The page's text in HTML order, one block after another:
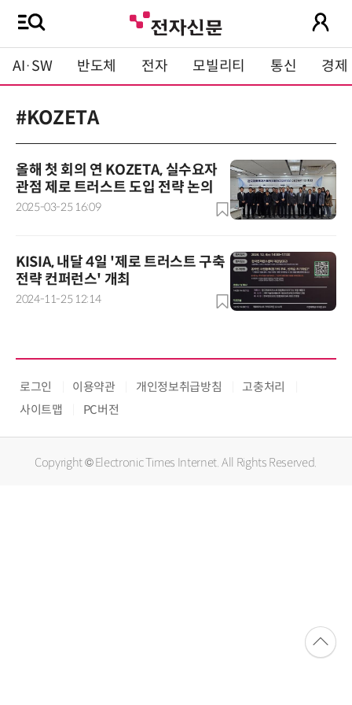
AI·SW 반도체 전자 모빌리티 통신 경제
#KOZETA
올해 첫 회의 연 KOZETA, 실수요자
관점 제로 트러스트 도입 전략 논의
2025-03-25 16:09
KISIA, 내달 4일 '제로 트러스트 구축
전략 컨퍼런스' 개최
2024-11-25 12:14
로그인 이용약관 개인정보취급방침
고충처리
사이트맵
PC버전
Copyright © Electronic Times Internet. All Rights Reserved.